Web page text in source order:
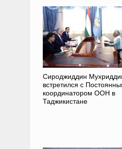
Сироджиддин
встретился с
координатором ООН в
Таджикистане